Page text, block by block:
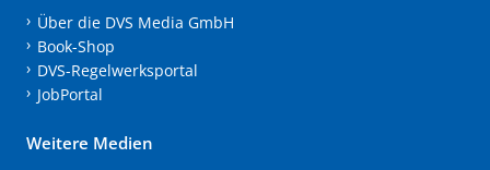
Über die DVS Media GmbH
Book-Shop
DVS-Regelwerksportal
JobPortal
Weitere Medien